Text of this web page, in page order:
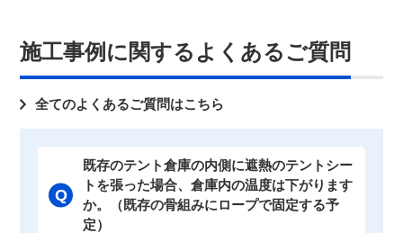
テンツ】から御覧ください。
施工事例に関するよくあるご質問
全てのよくあるご質問はこちら
既存のテント倉庫の内側に遮熱のテントシー
トを張った場合、倉庫内の温度は下がります
か。（既存の骨組みにロープで固定する予
定）